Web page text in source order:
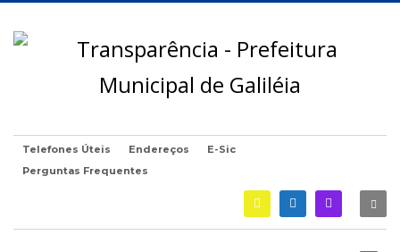
Telefones Úteis Endereços
E-Sic
Perguntas Frequentes